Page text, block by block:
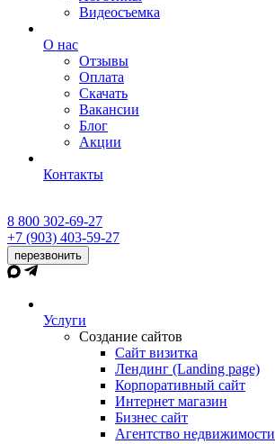
Видеосъемка
О нас
Отзывы
Оплата
Скачать
Вакансии
Блог
Акции
Контакты
8 800 302-69-27
+7 (903) 403-59-27
перезвонить
Услуги
Создание сайтов
Сайт визитка
Лендинг (Landing page)
Корпоративный сайт
Интернет магазин
Бизнес сайт
Агентство недвижимости